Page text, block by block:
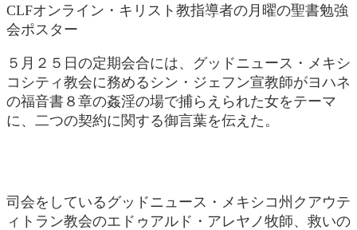
CLFオンライン・キリスト教指導者の月曜の聖書勉強
会ポスター
５月２５日の定期会合には、グッドニュース・メキシ
コシティ教会に務めるシン・ジェフン宣教師がヨハネ
の福音書８章の姦淫の場で捕らえられた女をテーマ
に、二つの契約に関する御言葉を伝えた。
司会をしているグッドニュース・メキシコ州クアウテ
ィトラン教会のエドゥアルド・アレヤノ牧師、救いの